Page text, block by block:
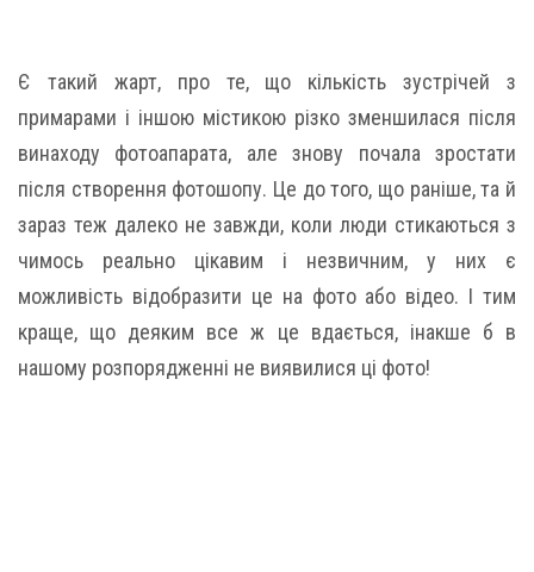
Є такий жарт, про те, що кількість зустрічей з
примарами і іншою містикою різко зменшилася після
винаходу фотоапарата, але знову почала зростати
після створення фотошопу. Це до того, що раніше, та й
зараз теж далеко не завжди, коли люди стикаються з
чимось реально цікавим і незвичним, у них є
можливість відобразити це на фото або відео. І тим
краще, що деяким все ж це вдається, інакше б в
нашому розпорядженні не виявилися ці фото!